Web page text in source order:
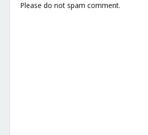
Please do not spam comment.